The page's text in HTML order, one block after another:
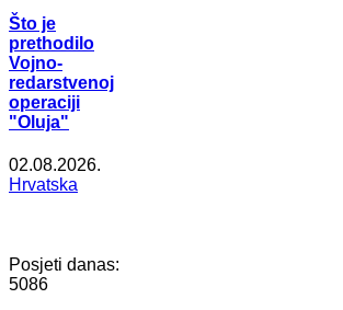
Što je
prethodilo
Vojno-
redarstvenoj
operaciji
"Oluja"
02.08.2026.
Hrvatska
Posjeti danas:
5086